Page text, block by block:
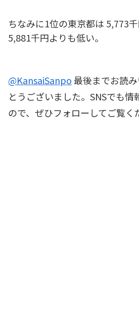
ちなみに1位の東京都は 5,773
5,881千円よりも低い。
@KansaiSanpo最後までお読
とうございました。SNSでも情
ので、ぜひフォローしてご覧く